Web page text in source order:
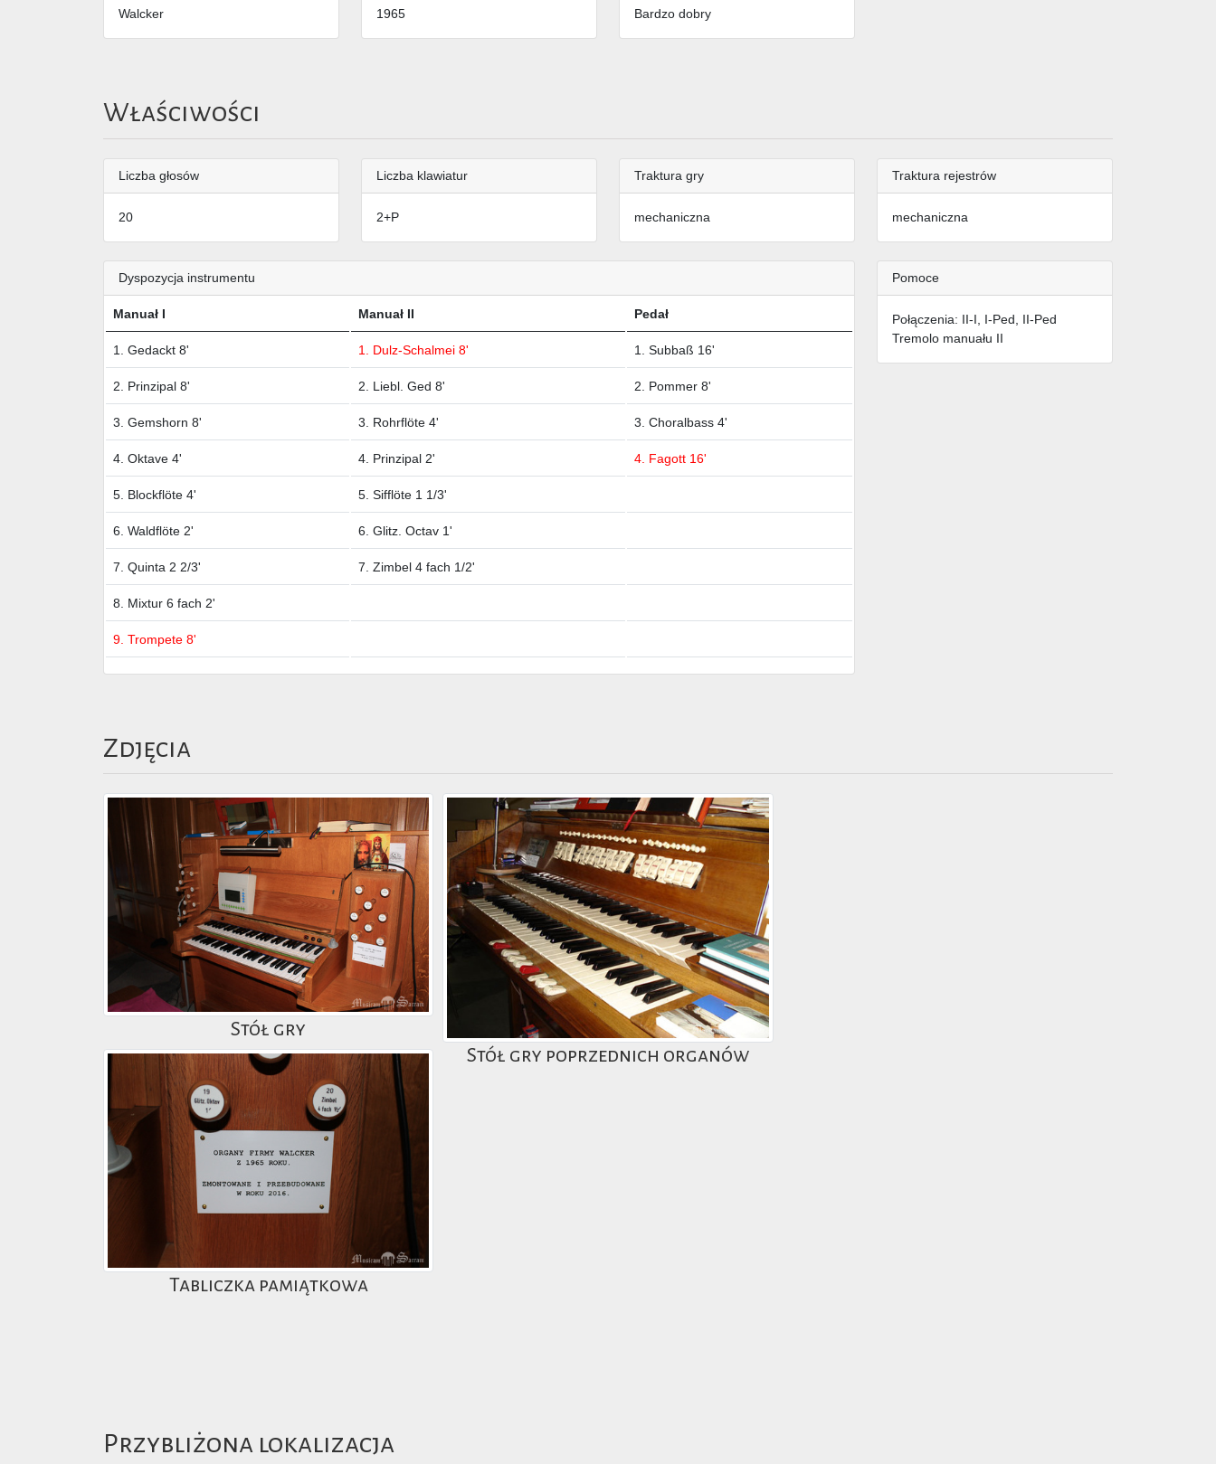
Walcker 1965 Bardzo dobry
Właściwości
Liczba głosów
20
Liczba klawiatur
2+P
Traktura gry
mechaniczna
Traktura rejestrów
mechaniczna
Dyspozycja instrumentu
Manuał I Manuał II Pedał
1. Gedackt 8' 1. Dulz-Schalmei 8' 1. Subbaß 16'
2. Prinzipal 8' 2. Liebl. Ged 8' 2. Pommer 8'
3. Gemshorn 8' 3. Rohrflöte 4' 3. Choralbass 4'
4. Oktave 4' 4. Prinzipal 2' 4. Fagott 16'
5. Blockflöte 4' 5. Sifflöte 1 1/3'
6. Waldflöte 2' 6. Glitz. Octav 1'
7. Quinta 2 2/3' 7. Zimbel 4 fach 1/2'
8. Mixtur 6 fach 2'
9. Trompete 8'
Pomoce
Połączenia: II-I, I-Ped, II-Ped
Tremolo manuału II
Zdjęcia
Stół gry
Tabliczka pamiątkowa
Stół gry poprzednich organów
Przybliżona lokalizacja